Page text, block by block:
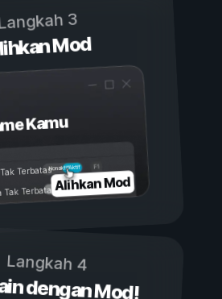
3
Mod
Kamu
Aktif
Nonaktif
Terbatas
Tak TerbatasAlihkan Mod
Langkah 4
dengan Mod!